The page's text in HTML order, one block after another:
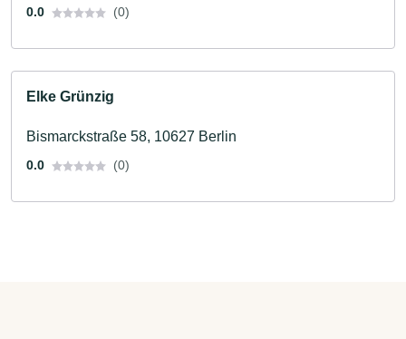
0.0 (0)
Elke Grünzig
Bismarckstraße 58, 10627 Berlin
0.0 (0)